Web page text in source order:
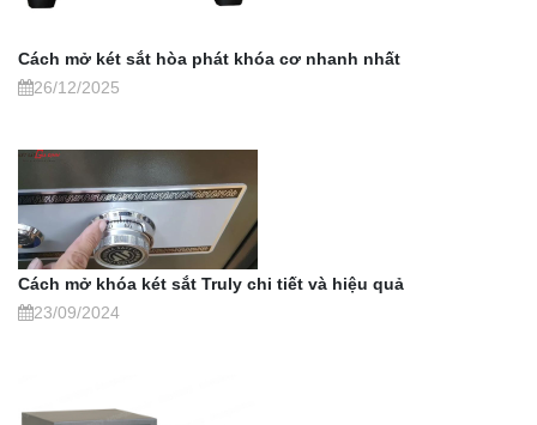
Cách mở két sắt hòa phát khóa cơ nhanh nhất
26/12/2025
Cách mở khóa két sắt Truly chi tiết và hiệu quả
23/09/2024